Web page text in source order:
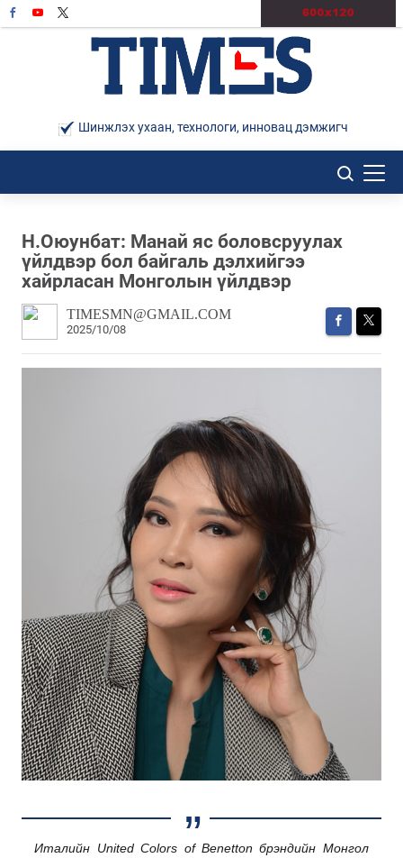
Шинжлэх ухаан, технологи, инновац дэмжигч
Н.Оюунбат: Манай яс боловсруулах
үйлдвэр бол байгаль дэлхийгээ
хайрласан Монголын үйлдвэр
TIMESMN@GMAIL.COM
2025/10/08
Италийн United Colors of Benetton брэндийн Монгол